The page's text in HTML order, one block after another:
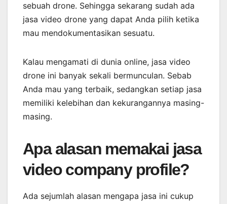
sebuah drone. Sehingga sekarang sudah ada
jasa video drone yang dapat Anda pilih ketika
mau mendokumentasikan sesuatu.
Kalau mengamati di dunia online, jasa video
drone ini banyak sekali bermunculan. Sebab
Anda mau yang terbaik, sedangkan setiap jasa
memiliki kelebihan dan kekurangannya masing-
masing.
Apa alasan memakai jasa
video company profile?
Ada sejumlah alasan mengapa jasa ini cukup